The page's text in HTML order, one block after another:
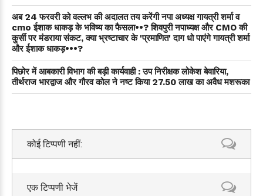
अब 24 फरवरी को वल्लभ की अदालत तय करेंगी नपा अध्यक्ष गायत्री शर्मा व
cmo ईशाक धाकड़ के भविष्य का फैसला••? शिवपुरी नपाध्यक्ष और CMO की
कुर्सी पर मंडराया संकट, क्या भ्रष्टाचार के 'प्रमाणित' दाग धो पाएंगे गायत्री शर्मा
और ईशाक धाकड़•••?
पिछोर में आबकारी विभाग की बड़ी कार्यवाही : उप निरीक्षक लोकेश बेवारिया,
तीर्थराज भारद्वाज और गौरव कोल ने नष्ट किया 27.50 लाख का अवैध मशरूका
कोई टिप्पणी नहीं:
एक टिप्पणी भेजें